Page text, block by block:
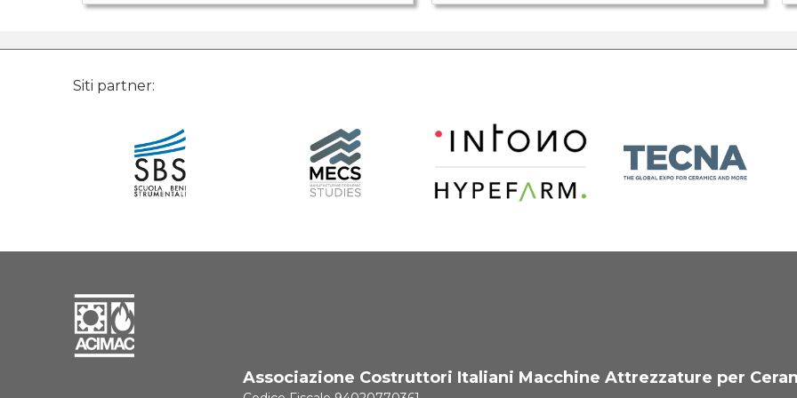
Siti partner:
Associazione Costruttori Italiani Macchine Attrezzature per